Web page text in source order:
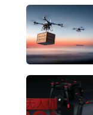
昼还是黑夜，都
业变得如此简单。